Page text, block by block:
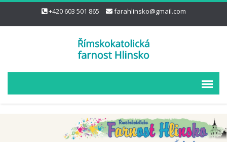
+420 603 501 865 farahlinsko@gmail.com